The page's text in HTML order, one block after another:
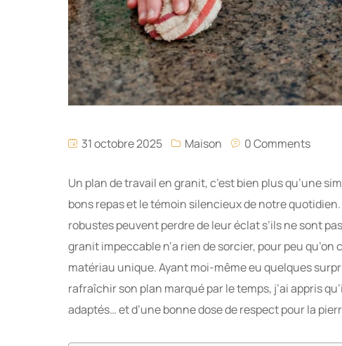
31 octobre 2025 Maison 0 Comments
Un plan de travail en granit, c’est bien plus qu’une
bons repas et le témoin silencieux de notre
robustes peuvent perdre de leur éclat s’ils ne sont
granit impeccable n’a rien de sorcier, pour peu
matériau unique. Ayant moi-même eu quelques
rafraîchir son plan marqué par le temps, j’ai appris
adaptés… et d’une bonne dose de respect pour la